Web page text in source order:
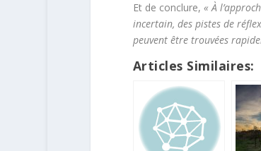
Et de conclure, « À
incertain, des pistes de
peuvent être trouvées
Articles Similaires: